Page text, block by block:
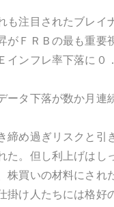
も注目されたブレ
がＦＲＢの最も重
インフレ率下落に
ータ下落が数か月
締め過ぎリスクと
た。但し利上げはし
買いの材料にされ
掛け人たちには格